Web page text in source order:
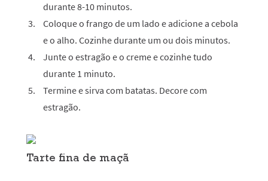
durante 8-10 minutos.
Coloque o frango de um lado e adicione a cebola
e o alho. Cozinhe durante um ou dois minutos.
Junte o estragão e o creme e cozinhe tudo
durante 1 minuto.
Termine e sirva com batatas. Decore com
estragão.
Tarte fina de maçã